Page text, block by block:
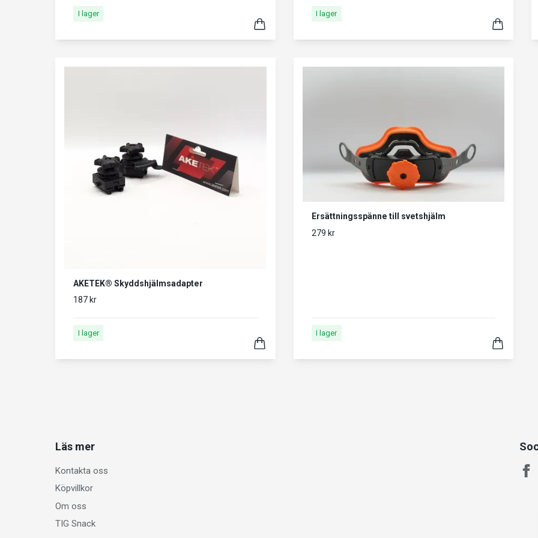
I lager I lager
AKETEK® Skyddshjälmsadapter
187 kr
I lager
Ersättningsspänne till svetshjälm
279 kr
I lager
Läs mer
Kontakta oss
Köpvillkor
Om oss
TIG Snack